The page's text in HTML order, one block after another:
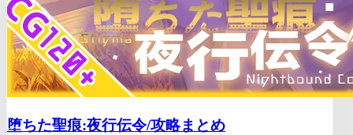
堕ちた聖痕:夜行伝令/攻略まとめ